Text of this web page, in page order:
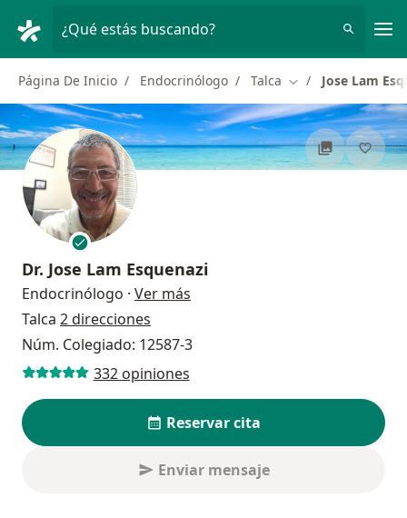
¿Qué estás buscando?
Página De Inicio Endocrinólogo Talca Cambiar de ciudad
Jose Lam
Dr. Jose Lam Esquenazi
Endocrinólogo · Ver más
Talca 2 direcciones
Núm. Colegiado: 12587-3
332 opiniones
Reservar cita
Enviar mensaje